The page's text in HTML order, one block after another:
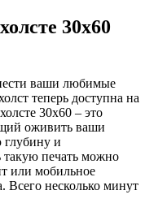
30х60
ваши любимые
теперь доступна на
30х60 – это
оживить ваши
и
такую печать можно
или мобильное
Всего несколько минут